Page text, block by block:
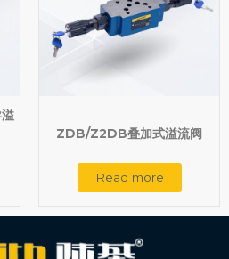
ZDB/Z2DB叠加式溢流阀
Read more